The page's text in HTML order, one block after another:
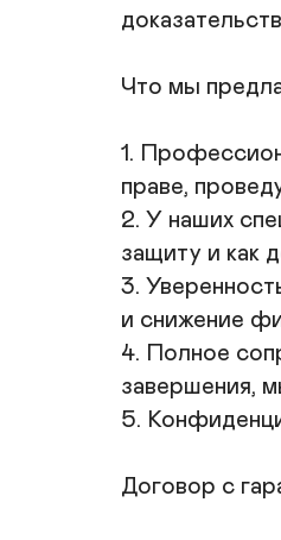
Что мы
1.
праве,
2. У наших
защиту и как
3.
и снижение
4. Полное
завершения,
5.
Договор с